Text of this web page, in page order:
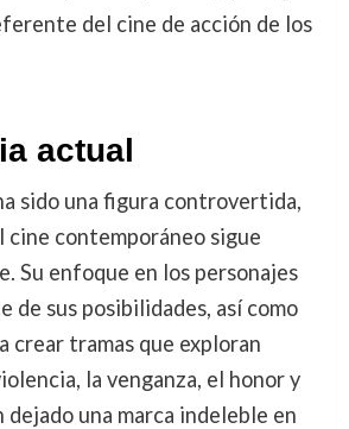
del cine de acción de los
actual
sido una figura controvertida,
cine contemporáneo sigue
Su enfoque en los personajes
de sus posibilidades, así como
crear tramas que exploran
la venganza, el honor y
dejado una marca indeleble en